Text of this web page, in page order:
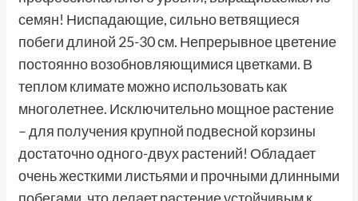
семян! Ниспадающие, сильно ветвящиеся
побеги длиной 25-30 см. Непрерывное цветение
постоянно возобновляющимися цветками. В
теплом климате можно использовать как
многолетнее. Исключительно мощное растение
– для получения крупной подвесной корзины
достаточно одного-двух растений! Обладает
очень жесткими листьями и прочными длинными